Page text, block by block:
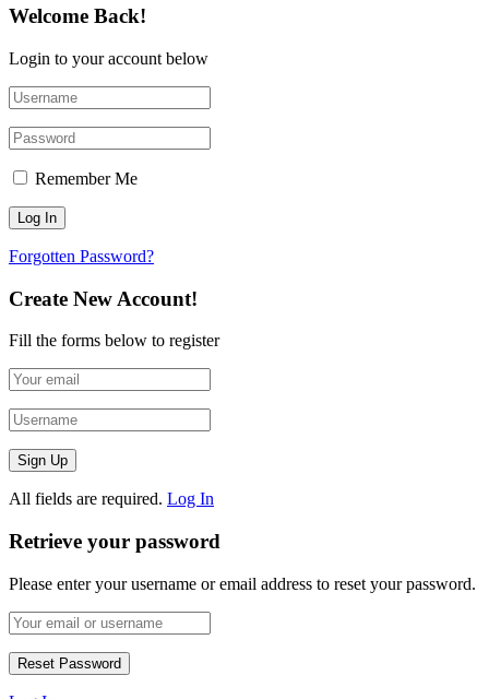
Welcome Back!
Login to your account below
Remember Me
Forgotten Password?
Create New Account!
Fill the forms below to register
All fields are required. Log In
Retrieve your password
Please enter your username or email address to reset your password.